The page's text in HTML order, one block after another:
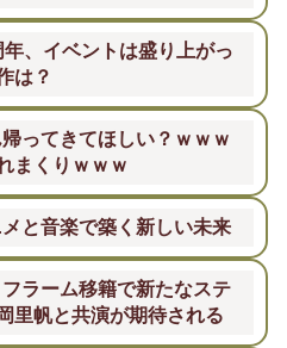
年、イベントは盛り上がっ
は？
ってきてほしい？ｗｗｗ
まくりｗｗｗ
と音楽で築く新しい未来
フラーム移籍で新たなステ
里帆と共演が期待される